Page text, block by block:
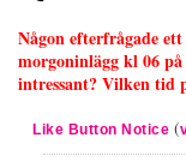
Någon efterfrågade
morgoninlägg kl 06
intressant? Vilken tid
Like Button Notice (